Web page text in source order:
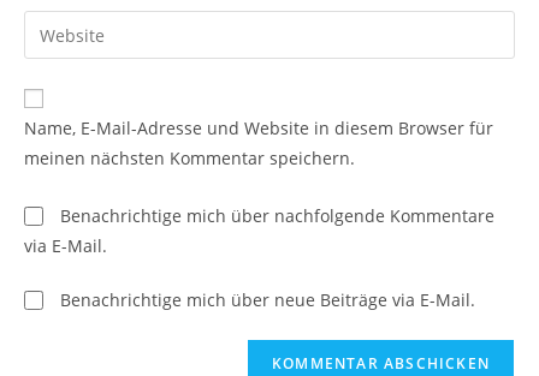
zum
Kommentieren
ein
E-
Mail-
zum
Kommentieren
ein
Gib
deine
Website-
URL
Name, E-Mail-Adresse und Website in diesem Browser für
meinen nächsten Kommentar speichern.
Benachrichtige mich über nachfolgende Kommentare
via E-Mail.
Benachrichtige mich über neue Beiträge via E-Mail.